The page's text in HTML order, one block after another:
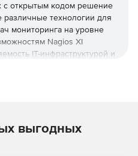
с открытым кодом решение
различные технологии для
мониторинга на уровне
Nagios XI
IT-инфраструктурой и
протоколы и сетевую
системы мониторинга
всех внутренних
выгодных